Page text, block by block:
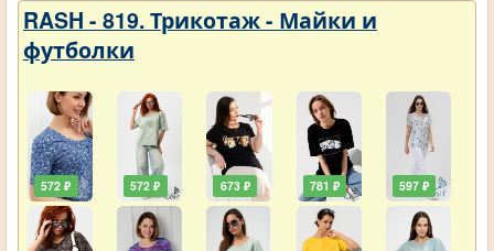
RASH - 819. Трикотаж - Майки и
футболки
572 ₽ 572 ₽ 673 ₽ 781 ₽ 597 ₽